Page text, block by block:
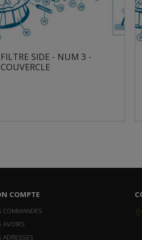
FILTRE SIDE - NUM 3 -
COUVERCLE
COMPTE
COMMANDES
AVOIRS
ADRESSES